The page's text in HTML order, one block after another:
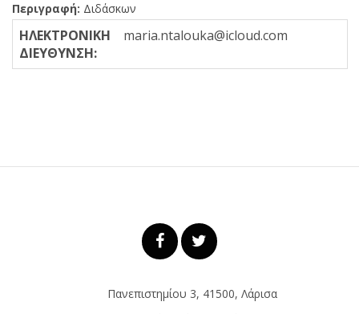
Περιγραφή: Διδάσκων
ΗΛΕΚΤΡΟΝΙΚΗ
ΔΙΕΥΘΥΝΣΗ:
maria.ntalouka@icloud.com
Πανεπιστημίου 3, 41500, Λάρισα